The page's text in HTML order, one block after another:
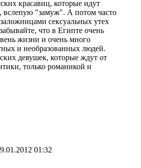
красавиц, которые идут
вслепую "замуж". А потом часто
заложницами сексуальных утех
что в Египте очень
жизни и очень много
и необразованных людей.
девушек, которые ждут от
только романикой и
01:32